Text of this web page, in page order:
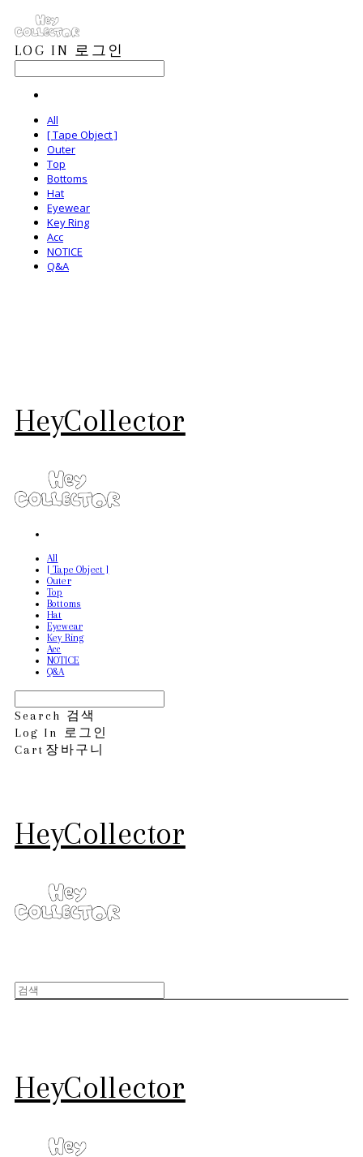
LOG IN 로그인
All
[ Tape Object ]
Outer
Top
Bottoms
Hat
Eyewear
Key Ring
Acc
NOTICE
Q&A
HeyCollector
All
[ Tape Object ]
Outer
Top
Bottoms
Hat
Eyewear
Key Ring
Acc
NOTICE
Q&A
Search 검색
Log In
로그인
Cart 장바구니
HeyCollector
HeyCollector